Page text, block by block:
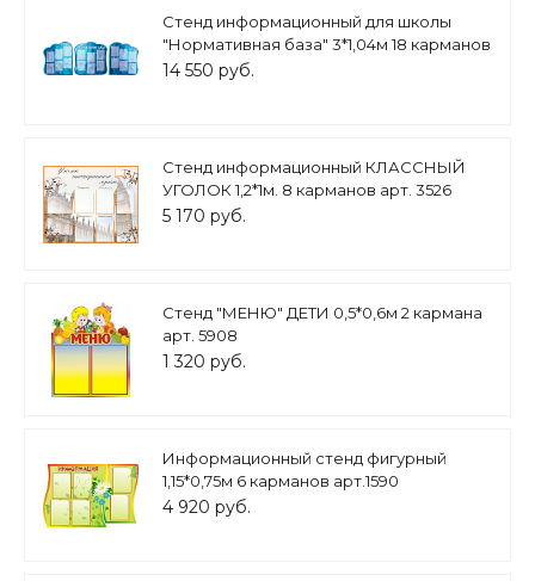
Стенд информационный для школы
"Нормативная база" 3*1,04м 18 карманов
А4 арт. ОБ1031
14 550 руб.
Стенд информационный КЛАССНЫЙ
УГОЛОК 1,2*1м. 8 карманов арт. 3526
5 170 руб.
Стенд "МЕНЮ" ДЕТИ 0,5*0,6м 2 кармана
арт. 5908
1 320 руб.
Информационный стенд фигурный
1,15*0,75м 6 карманов арт.1590
4 920 руб.